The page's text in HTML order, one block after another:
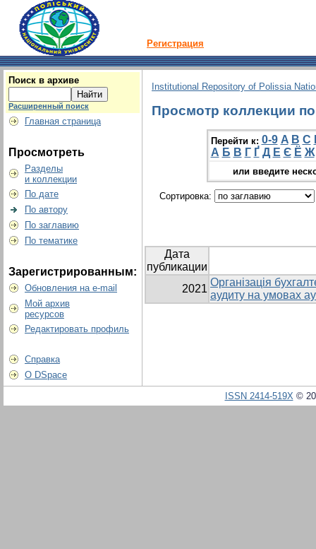
Регистрация
Поиск в архиве
Расширенный поиск
Главная страница
Просмотреть
Разделы
и коллекции
По дате
По автору
По заглавию
По тематике
Зарегистрированным:
Обновления на e-mail
Мой архив
ресурсов
Редактировать профиль
Справка
О DSpace
Institutional Repository of Polissia
Просмотр коллекции
Перейти к: 0-9 A B C
А Б В Г Ґ Д Е Є Ё Ж
или введите
Сортировка:
Дата
публикации
2021
Організація
аудиту на умовах
ISSN 2414-519X©